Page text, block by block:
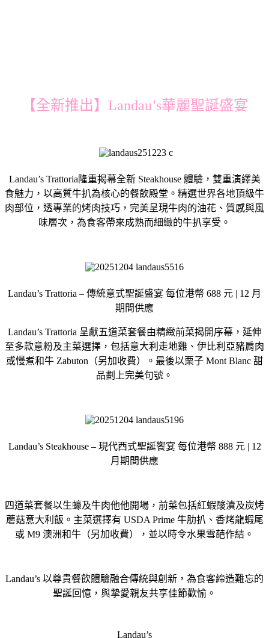
【全新推出】Landau’s華麗聖誕盛宴
Landau’s Trattoria隆重揭幕全新 Steakhouse 體驗，雙重演繹美
食魅力，以高質牛扒為核心的餐飲殿堂。精選世界各地頂級牛
肉部位，透專業的烤肉技巧，完美呈現牛肉的油花、質感與風
味層次，為食客帶來成熟而細緻的牛扒享受。
Landau’s Trattoria – 傳統意式聖誕盛宴 每位港幣 688 元 | 12 月
期間供應
Landau’s Trattoria 呈獻五道菜套餐由精緻前菜揭開序幕，延伸
至多款意粉及主菜選擇，包括意大利走地雞、伊比利亞豬肩肉
或慢煮和牛 Zabuton（另加收費）。最後以栗子 Mont Blanc 甜
品劃上完美句號。
Landau’s Steakhouse – 現代西式聖誕饗宴 每位港幣 888 元 | 12
月期間供應
四道菜套餐以生蠔及牛肉他他開場，前菜包括紅蝦酸漬及炭烤
蘑菇意大利飯。主菜選擇有 USDA Prime 牛肋扒、香烤龍蝦尾
或 M9 澳洲和牛（另加收費），並以時令水果雪葩作結。
Landau’s 以尊貴餐飲體驗融合傳統與創新，為食客締造難忘的
聖誕回憶，與摯愛親友共享佳節歡愉。
Landau’s